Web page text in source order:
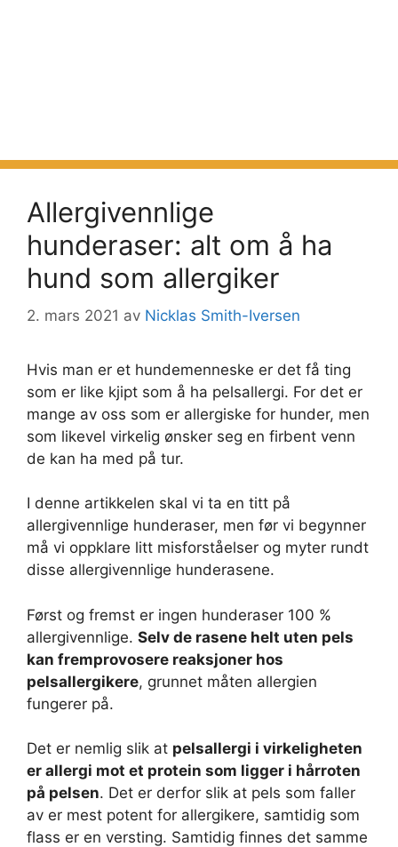
Allergivennlige
hunderaser: alt om å ha
hund som allergiker
2. mars 2021 av Nicklas Smith-Iversen
Hvis man er et hundemenneske er det få ting
som er like kjipt som å ha pelsallergi. For det er
mange av oss som er allergiske for hunder, men
som likevel virkelig ønsker seg en firbent venn
de kan ha med på tur.
I denne artikkelen skal vi ta en titt på
allergivennlige hunderaser, men før vi begynner
må vi oppklare litt misforståelser og myter rundt
disse allergivennlige hunderasene.
Først og fremst er ingen hunderaser 100 %
allergivennlige. Selv de rasene helt uten pels
kan fremprovosere reaksjoner hos
pelsallergikere, grunnet måten allergien
fungerer på.
Det er nemlig slik at pelsallergi i virkeligheten
er allergi mot et protein som ligger i hårroten
på pelsen. Det er derfor slik at pels som faller
av er mest potent for allergikere, samtidig som
flass er en versting. Samtidig finnes det samme